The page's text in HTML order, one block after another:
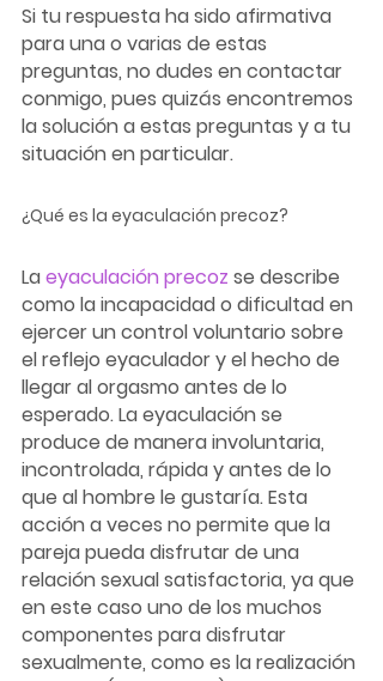
Si tu respuesta ha sido afirmativa
para una o varias de estas
preguntas, no dudes en contactar
conmigo, pues quizás encontremos
la solución a estas preguntas y a tu
situación en particular.
¿Qué es la eyaculación precoz?
La eyaculación precoz se describe
como la incapacidad o dificultad en
ejercer un control voluntario sobre
el reflejo eyaculador y el hecho de
llegar al orgasmo antes de lo
esperado. La eyaculación se
produce de manera involuntaria,
incontrolada, rápida y antes de lo
que al hombre le gustaría. Esta
acción a veces no permite que la
pareja pueda disfrutar de una
relación sexual satisfactoria, ya que
en este caso uno de los muchos
componentes para disfrutar
sexualmente, como es la realización